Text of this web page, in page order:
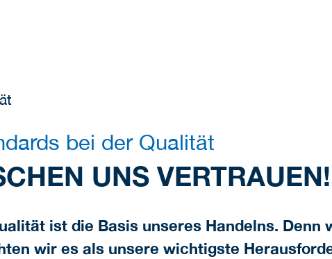
bei der Qualität
UNS VERTRAUEN!
ist die Basis unseres Handelns. Denn
wir es als unsere wichtigste